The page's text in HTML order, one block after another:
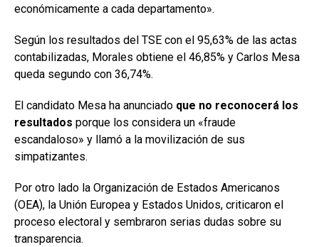
económicamente a cada departamento».
Según los resultados del TSE con el 95,63% de las actas
contabilizadas, Morales obtiene el 46,85% y Carlos Mesa
queda segundo con 36,74%.
El candidato Mesa ha anunciado que no reconocerá los
resultados porque los considera un «fraude
escandaloso» y llamó a la movilización de sus
simpatizantes.
Por otro lado la Organización de Estados Americanos
(OEA), la Unión Europea y Estados Unidos, criticaron el
proceso electoral y sembraron serias dudas sobre su
transparencia.